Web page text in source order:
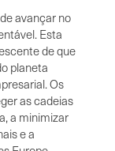
avançar no
Esta
de que
planeta
Os
as cadeias
a minimizar
e a